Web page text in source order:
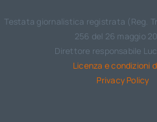
Testata giornalistica registrata (Reg.
256 del 26 maggio
Direttore responsabile
Licenza e condizioni
Privacy Policy